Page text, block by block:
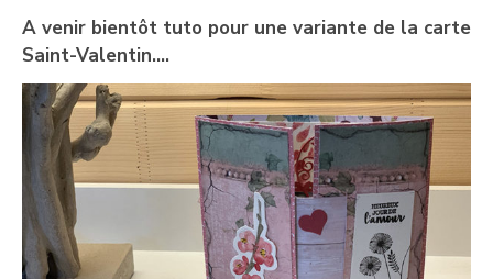
A venir bientôt tuto pour une variante de la carte
Saint-Valentin….